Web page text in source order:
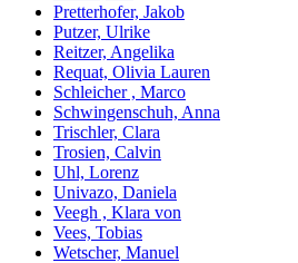
Pretterhofer, Jakob
Putzer, Ulrike
Reitzer, Angelika
Requat, Olivia Lauren
Schleicher , Marco
Schwingenschuh, Anna
Trischler, Clara
Trosien, Calvin
Uhl, Lorenz
Univazo, Daniela
Veegh , Klara von
Vees, Tobias
Wetscher, Manuel